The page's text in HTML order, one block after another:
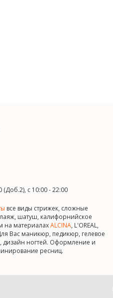
(Доб.2), c 10:00 - 22:00
все виды стрижек, сложные
шатуш, калифорнийское
на материалахALCINA, L'OREAL,
Для Вас маникюр, педикюр, гелевое
дизайн ногтей. Оформление и
ресниц.